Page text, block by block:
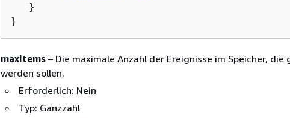
   }
}
maxItems – Die maximale Anzahl der Ereignisse im Speicher,
werden sollen.
Erforderlich: Nein
Typ: Ganzzahl